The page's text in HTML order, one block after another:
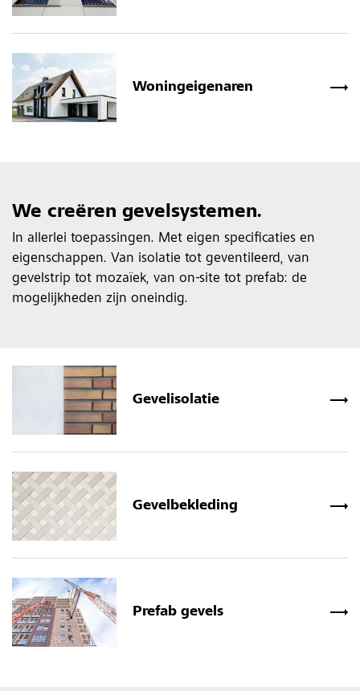
Woningeigenaren
We creëren gevelsystemen.
In allerlei toepassingen. Met eigen specificaties en
eigenschappen. Van isolatie tot geventileerd, van
gevelstrip tot mozaïek, van on-site tot prefab: de
mogelijkheden zijn oneindig.
Gevelisolatie
Gevelbekleding
Prefab gevels